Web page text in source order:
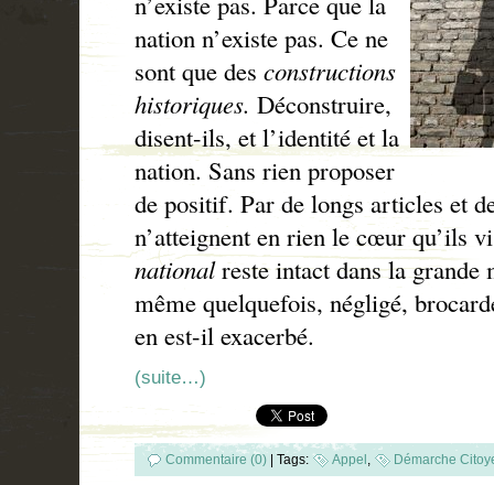
nation n’existe pas. Ce ne
sont que des constructions
historiques. Déconstruire,
disent-ils, et l’identité et la
nation. Sans rien proposer
de positif. Par de longs articles et
n’atteignent en rien le cœur qu’ils
nationalreste intact dans la grande
même quelquefois, négligé,
en est-il exacerbé.
(suite…)
Commentaire (0) | Tags: Appel, Démarche